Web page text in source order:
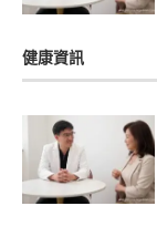
健康資訊